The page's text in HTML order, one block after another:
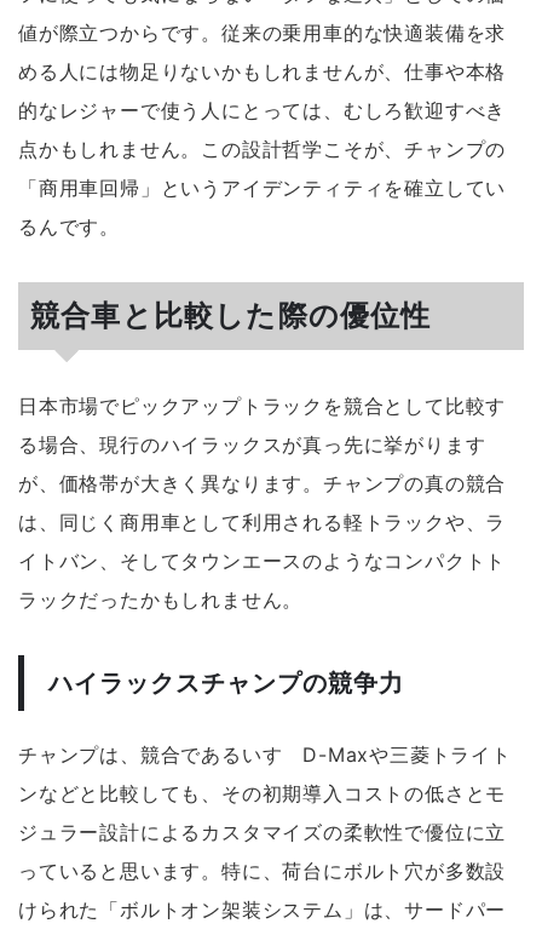
値が際立つからです。従来の乗用車的な快適装備を求
める人には物足りないかもしれませんが、仕事や本格
的なレジャーで使う人にとっては、むしろ歓迎すべき
点かもしれません。この設計哲学こそが、チャンプの
「商用車回帰」というアイデンティティを確立してい
るんです。
競合車と比較した際の優位性
日本市場でピックアップトラックを競合として比較す
る場合、現行のハイラックスが真っ先に挙がります
が、価格帯が大きく異なります。チャンプの真の競合
は、同じく商用車として利用される軽トラックや、ラ
イトバン、そしてタウンエースのようなコンパクトト
ラックだったかもしれません。
ハイラックスチャンプの競争力
チャンプは、競合であるいすゞD-Maxや三菱トライト
ンなどと比較しても、その初期導入コストの低さ と モ
ジュラー設計によるカスタマイズの柔軟性で優位に立
っていると思います。特に、荷台にボルト穴が多数設
けられた「ボルトオン架装システム」は、サードパー